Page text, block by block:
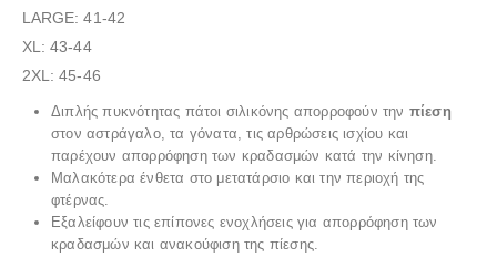
LARGE: 41-42
XL: 43-44
2XL: 45-46
Διπλής πυκνότητας πάτοι σιλικόνης απορροφούν την πίεση
στον αστράγαλο, τα γόνατα, τις αρθρώσεις ισχίου και
παρέχουν απορρόφηση των κραδασμών κατά την κίνηση.
Μαλακότερα ένθετα στο μετατάρσιο και την περιοχή της
φτέρνας.
Εξαλείφουν τις επίπονες ενοχλήσεις για απορρόφηση των
κραδασμών και ανακούφιση της πίεσης.